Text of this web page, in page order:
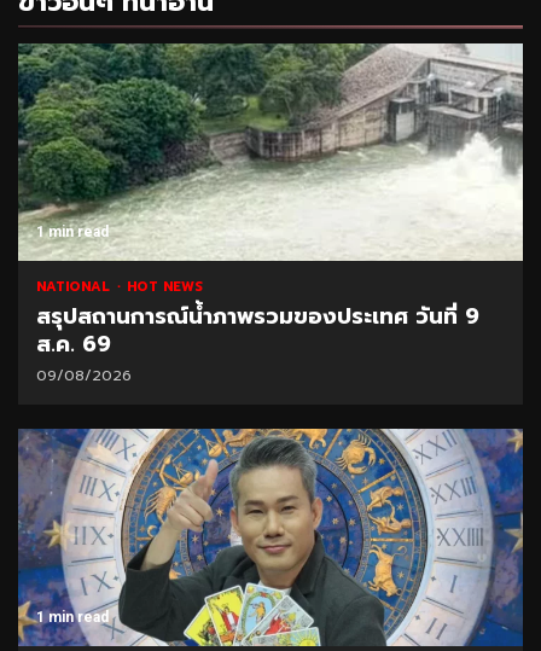
1 min read
NATIONAL HOT NEWS
สรุปสถานการณ์น้ำภาพรวมของประเทศ วันที่ 9
ส.ค. 69
09/08/2026
1 min read